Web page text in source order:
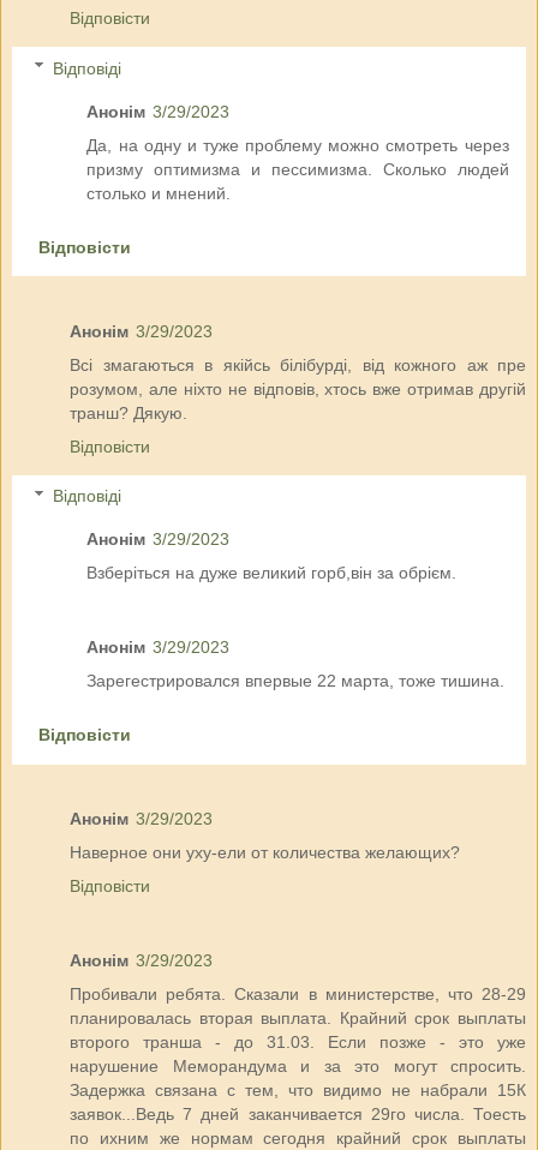
Відповісти
Відповіді
Анонім 3/29/2023
Да, на одну и туже проблему можно смотреть через
призму оптимизма и пессимизма. Сколько людей
столько и мнений.
Відповісти
Анонім 3/29/2023
Всі змагаються в якійсь білібурді, від кожного аж пре
розумом, але ніхто не відповів, хтось вже отримав другій
транш? Дякую.
Відповісти
Відповіді
Анонім 3/29/2023
Взберіться на дуже великий горб,він за обрієм.
Анонім 3/29/2023
Зарегестрировался впервые 22 марта, тоже тишина.
Відповісти
Анонім 3/29/2023
Наверное они уху-ели от количества желающих?
Відповісти
Анонім 3/29/2023
Пробивали ребята. Сказали в министерстве, что 28-29
планировалась вторая выплата. Крайний срок выплаты
второго транша - до 31.03. Если позже - это уже
нарушение Меморандума и за это могут спросить.
Задержка связана с тем, что видимо не набрали 15К
заявок...Ведь 7 дней заканчивается 29го числа. Тоесть
по ихним же нормам сегодня крайний срок выплаты